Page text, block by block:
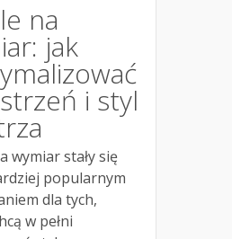
na
jak
i styl
wymiar stały się
popularnym
dla tych,
w pełni